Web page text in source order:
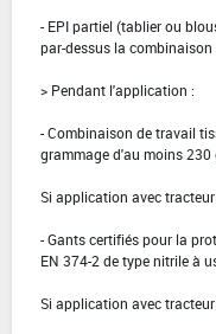
- EPI partiel (tablier ou
par-dessus la combinaison
> Pendant l'application :
- Combinaison de travail
grammage d'au moins 230
Si application avec
- Gants certifiés pour la
EN 374-2 de type nitrile à
Si application avec